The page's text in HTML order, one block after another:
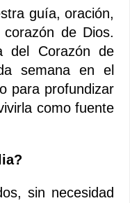
guía, oración,
de Dios.
del Corazón de
semana en el
para profundizar
como fuente
sin necesidad